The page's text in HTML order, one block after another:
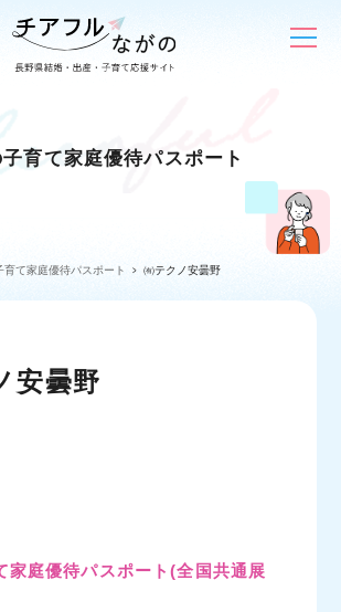
育て家庭優待パスポート
育て家庭優待パスポート ㈲テクノ安曇野
安曇野
家庭優待パスポート(全国共通展